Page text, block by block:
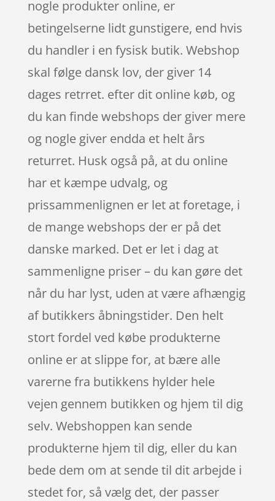
nogle produkter online, er
betingelserne lidt gunstigere, end hvis
du handler i en fysisk butik. Webshop
skal følge dansk lov, der giver 14
dages retrret. efter dit online køb, og
du kan finde webshops der giver mere
og nogle giver endda et helt års
returret. Husk også på, at du online
har et kæmpe udvalg, og
prissammenlignen er let at foretage, i
de mange webshops der er på det
danske marked. Det er let i dag at
sammenligne priser – du kan gøre det
når du har lyst, uden at være afhængig
af butikkers åbningstider. Den helt
stort fordel ved købe produkterne
online er at slippe for, at bære alle
varerne fra butikkens hylder hele
vejen gennem butikken og hjem til dig
selv. Webshoppen kan sende
produkterne hjem til dig, eller du kan
bede dem om at sende til dit arbejde i
stedet for, så vælg det, der passer